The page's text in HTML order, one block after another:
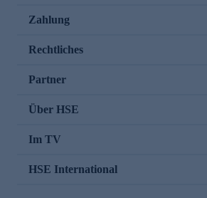
Zahlung
Rechtliches
Partner
Über HSE
Im TV
HSE International